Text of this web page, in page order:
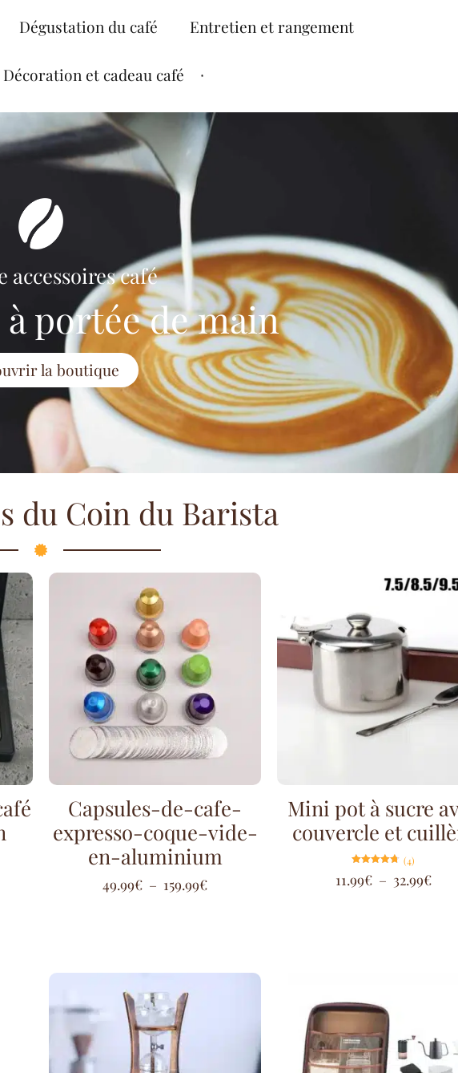
Dégustation du café Entretien et rangement
Décoration et cadeau café
accessoires café
portée de main
la boutique
du Coin du Barista
Capsules-de-cafe-
expresso-coque-vide-
en-aluminium
49.99€ – 159.99€
Mini pot à sucre
couvercle et
4.75
sur 5
(4)
11.99€ – 32.99€